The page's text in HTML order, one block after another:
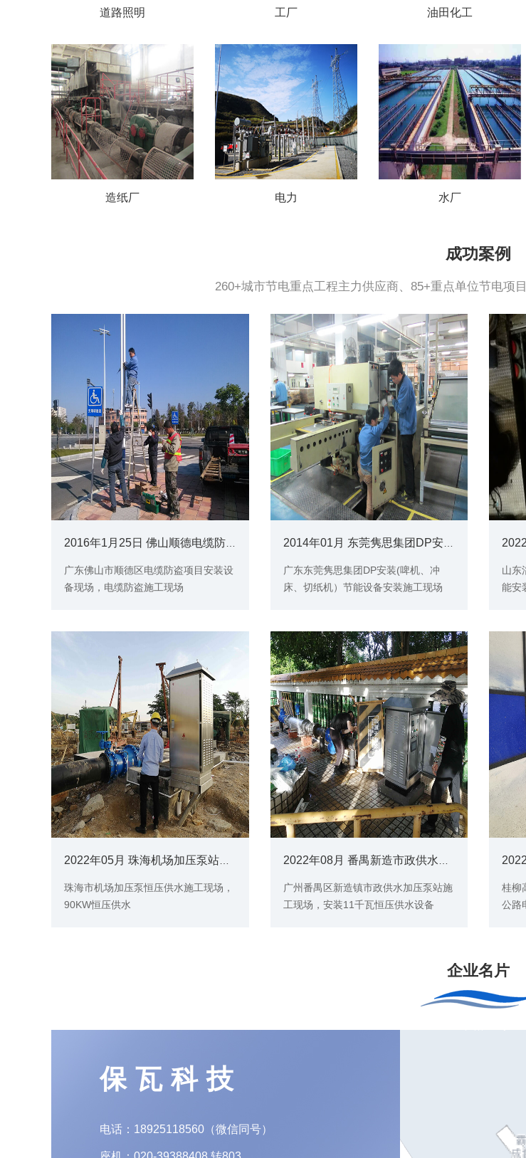
道路照明 工厂 油田化工
造纸厂 电力 水厂
成功案例
260+城市节电重点工程主力供应商、85+重点单位节电项
广东佛山市顺德区电缆防盗项目安装设
备现场，电缆防盗施工现场
2014年01月 东莞隽思集团DP安装(啤机、冲床、切纸机）
广东东莞隽思集团DP安装(啤机、冲
床、切纸机）节能设备安装施工现场
山东
能安
珠海市机场加压泵恒压供水施工现场，
90KW恒压供水
广州番禺区新造镇市政供水加压泵站施
工现场，安装11千瓦恒压供水设备
桂柳
公路
企业名片
保瓦科技
电话：18925118560（微信同号）